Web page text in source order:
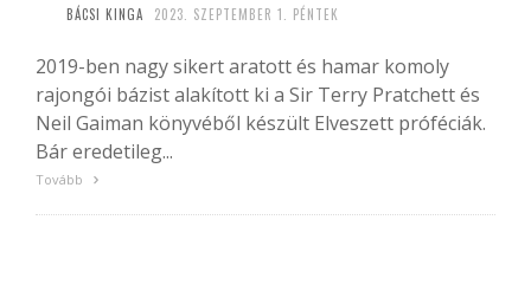
BÁCSI KINGA 2023. SZEPTEMBER 1. PÉNTEK
2019-ben nagy sikert aratott és hamar komoly
rajongói bázist alakított ki a Sir Terry Pratchett és
Neil Gaiman könyvéből készült Elveszett próféciák.
Bár eredetileg...
Tovább